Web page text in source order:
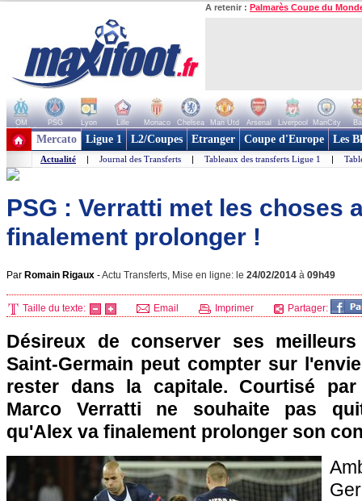
A retenir : Palmarès Coupe du
OM PSG Lyon Lille Monaco Chelsea Man Utd Arsenal Liverpool ManCity
+ de clubs
Mercato Ligue 1 L2/Coupes Etranger Coupe d'Europe Les
Actualité | Journal des Transferts | Tableaux des transferts Ligue 1 |
PSG : Verratti met les choses
finalement prolonger !
Par Romain Rigaux -Actu Transferts, Mise en ligne: le 24/02/2014 à 09h49
Taille du texte: Email Imprimer Partager:
Désireux de conserver ses
Saint-Germain peut compter sur
rester dans la capitale. Courtisé
Marco Verratti ne souhaite pas
qu'Alex va finalement prolonger son